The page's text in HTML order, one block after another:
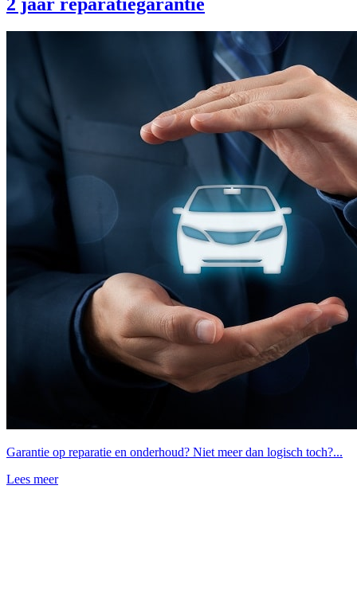
2 jaar reparatiegarantie
Garantie op reparatie en onderhoud? Niet meer dan logisch toch?...
Lees meer